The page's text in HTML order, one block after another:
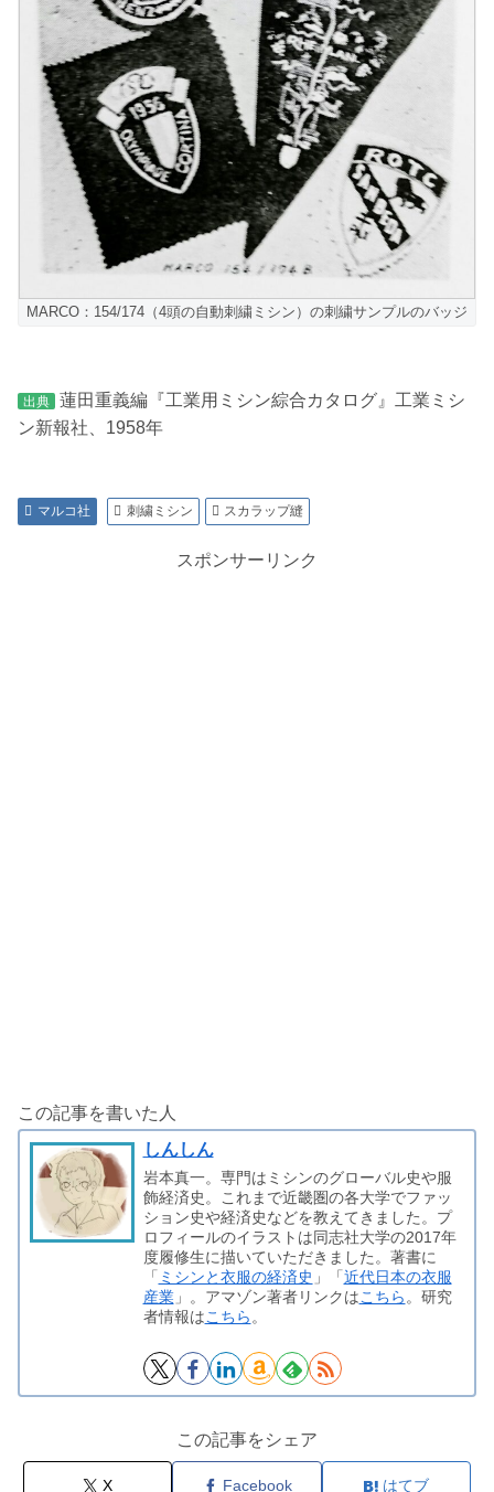
MARCO：154/174（4頭の自動刺繍ミシン）の刺繍サンプルのバッジ
出典
蓮田重義編『工業用ミシン綜合カタログ』工業ミシ
ン新報社、1958年
マルコ社 刺繍ミシン スカラップ縫
スポンサーリンク
この記事を書いた人
しんしん
岩本真一。専門はミシンのグローバル史や服
飾経済史。これまで近畿圏の各大学でファッ
ション史や経済史などを教えてきました。プ
ロフィールのイラストは同志社大学の2017年
度履修生に描いていただきました。著書に
「 ミシンと衣服の経済史 」「 近代日本の衣服
産業」。アマゾン著者リンクはこちら。研究
者情報はこちら。
この記事をシェア
X Facebook はてブ